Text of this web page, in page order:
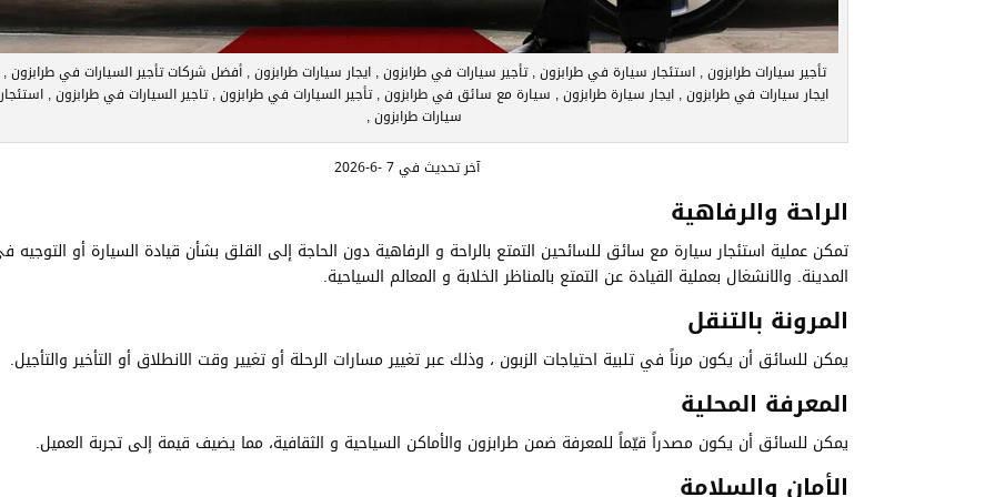
تأجير سيارات طرابزون , استئجار سيارة في طرابزون , تأجير سيارات في طرابزون , ايجار سيارات طرابزون , أفضل شركات تأجير السيارات في طرابزون ,
ايجار سيارات في طرابزون , ايجار سيارة طرابزون , سيارة مع سائق في طرابزون , تأجير السيارات في طرابزون , تاجير السيارات في طرابزون , استئجار
سيارات طرابزون ,
آخر تحديث في 7 -6-2026
الراحة والرفاهية
تمكن عملية استئجار سيارة مع سائق للسائحين التمتع بالراحة و الرفاهية دون الحاجة إلى القلق بشأن قيادة السيارة أو التوجيه
المدينة. والانشغال بعملية القيادة عن التمتع بالمناظر الخلابة و المعالم السياحية.
المرونة بالتنقل
يمكن للسائق أن يكون مرناً في تلبية احتياجات الزبون ، وذلك عبر تغيير مسارات الرحلة أو تغيير وقت الانطلاق أو التأخير والتأجيل.
المعرفة المحلية
يمكن للسائق أن يكون مصدراً قيّماً للمعرفة ضمن طرابزون والأماكن السياحية و الثقافية، مما يضيف قيمة إلى تجربة العميل.
الأمان والسلامة